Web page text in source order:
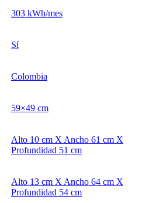
303 kWh/mes
Sí
Colombia
59×49 cm
Alto 10 cm X Ancho 61 cm X
Profundidad 51 cm
Alto 13 cm X Ancho 64 cm X
Profundidad 54 cm